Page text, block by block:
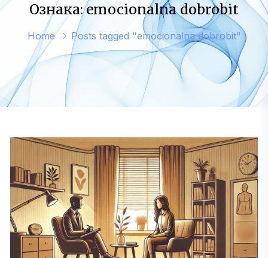
Ознака: emocionalna dobrobit
Home Posts tagged "emocionalna dobrobit"